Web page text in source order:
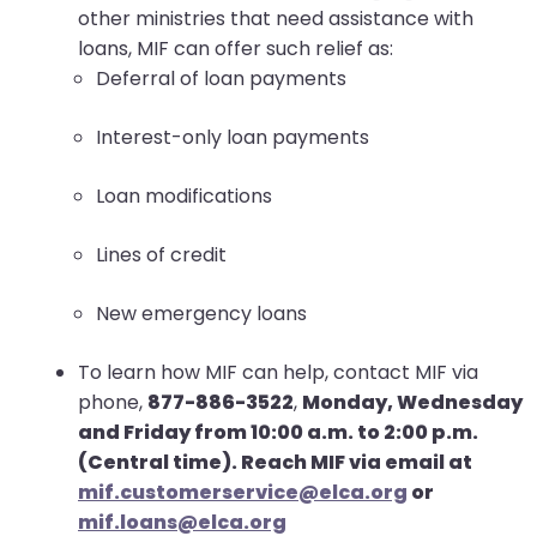
other ministries that need assistance with
loans, MIF can offer such relief as:
Deferral of loan payments
Interest-only loan payments
Loan modifications
Lines of credit
New emergency loans
To learn how MIF can help, contact MIF via
phone, 877-886-3522, Monday, Wednesday
and Friday from 10:00 a.m. to 2:00 p.m.
(Central time). Reach MIF via email at
mif.customerservice@elca.org or
mif.loans@elca.org